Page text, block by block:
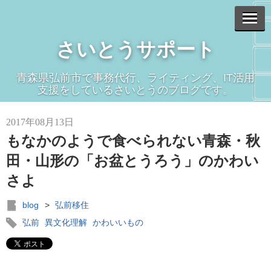
さいとうサポート
青森県弘前市で事務代行、ライティング、IT活用
支援をしているさいとうのブログです。
2017年08月13日
もなかのようで食べられない青森・秋
田・山形の「お盆とうろう」のかわい
さよ
blog > 弘前移住
弘前 異文化理解 かわいいもの